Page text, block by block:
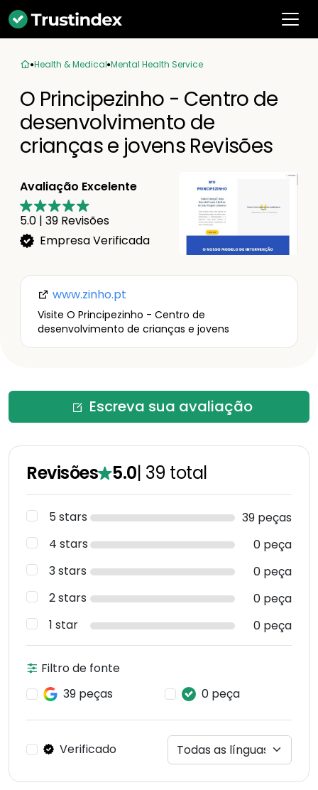
Health & Medical Mental Health Service
O Principezinho - Centro de
desenvolvimento de
crianças e jovens Revisões
Avaliação Excelente
5.0 | 39 Revisões
Empresa Verificada
www.zinho.pt
Visite O Principezinho - Centro de
desenvolvimento de crianças e jovens
Escreva sua avaliação
Revisões 5.0| 39 total
5 stars
39 peças
4 stars
0 peça
3 stars
0 peça
2 stars
0 peça
1 star
0 peça
Filtro de fonte
39 peças
0 peça
Verificado